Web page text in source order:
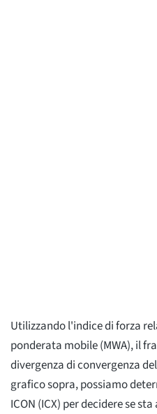
Utilizzando l'indice di forza
ponderata mobile (MWA), il
divergenza di convergenza
grafico sopra, possiamo
ICON (ICX) per decidere se